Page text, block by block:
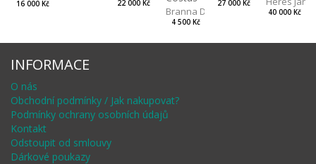
16 000 Kč 22 000 Kč
Branna Dorota
4 500 Kč
27 000 Kč
40 000 Kč
INFORMACE
O nás
Obchodní podmínky / Jak nakupovat?
Podmínky ochrany osobních údajů
Kontakt
Odstoupit od smlouvy
Dárkové poukazy